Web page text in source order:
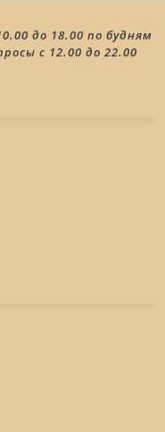
до 18.00 по будням
с 12.00 до 22.00